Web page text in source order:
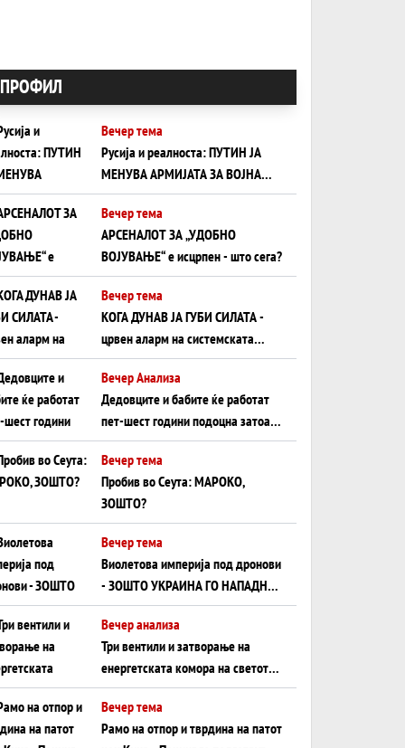
ПРОФИЛ
Вечер тема
Русија и реалноста: ПУТИН ЈА
МЕНУВА АРМИЈАТА ЗА ВОЈНА
ШТО ОСТАНУВА БЕЗ ФРОНТ
Вечер тема
АРСЕНАЛОТ ЗА „УДОБНО
ВОЈУВАЊЕ“ е исцрпен - што сега?
Вечер тема
КОГА ДУНАВ ЈА ГУБИ СИЛАТА -
црвен аларм на системската
плоча од јужна Германија до
Црното Море...
Вечер Анализа
Дедовците и бабите ќе работат
пет-шест години подоцна затоа
што НЕМААТ ВНУЦИ ДА ГИ
ЗАМЕНАТ
Вечер тема
Пробив во Сеута: МАРОКО,
ЗОШТО?
Вечер тема
Виолетова империја под дронови
- ЗОШТО УКРАИНА ГО НАПАДНА
РУСКИОТ WILDBERRIES
Вечер анализа
Три вентили и затворање на
енергетската комора на светот:
Нападот во Суец најавува
глобален енергетски инфаркт?
Вечер тема
Рамо на отпор и тврдина на патот